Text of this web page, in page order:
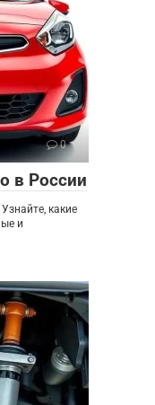
0
в России
какие
и